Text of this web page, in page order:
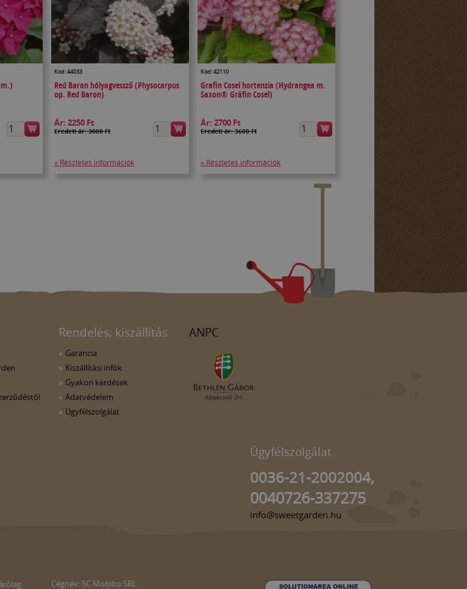
Kód: 44033
Red Baron hólyagvessző (Physocarpus
op. Red Baron)
Ár:2250 Ft
Eredeti ár: 3000 Ft
» Részletes információk
Kód: 42110
Grafin Cosel hortenzia (Hydrangea m.
Saxon® Gräfin Cosel)
Ár:2700 Ft
Eredeti ár: 3600 Ft
» Részletes információk
Rendelés, kiszállítás
Garancia
Kiszállítási infók
Gyakori kérdések
Adatvédelem
Ügyfélszolgálat
ANPC
Ügyfélszolgálat
0036-21-2002004,
0040726-337275
info@sweetgarden.hu
Cégnév: SC Mobilro SRL